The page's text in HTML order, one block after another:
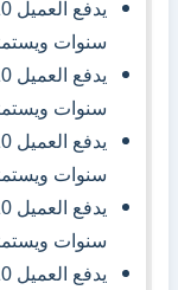
سنوات ويستمتع بخصم
سنوات ويستمتع بخصم
سنوات ويستمتع بخصم 9%
سنوات ويستمتع بخصم 7%